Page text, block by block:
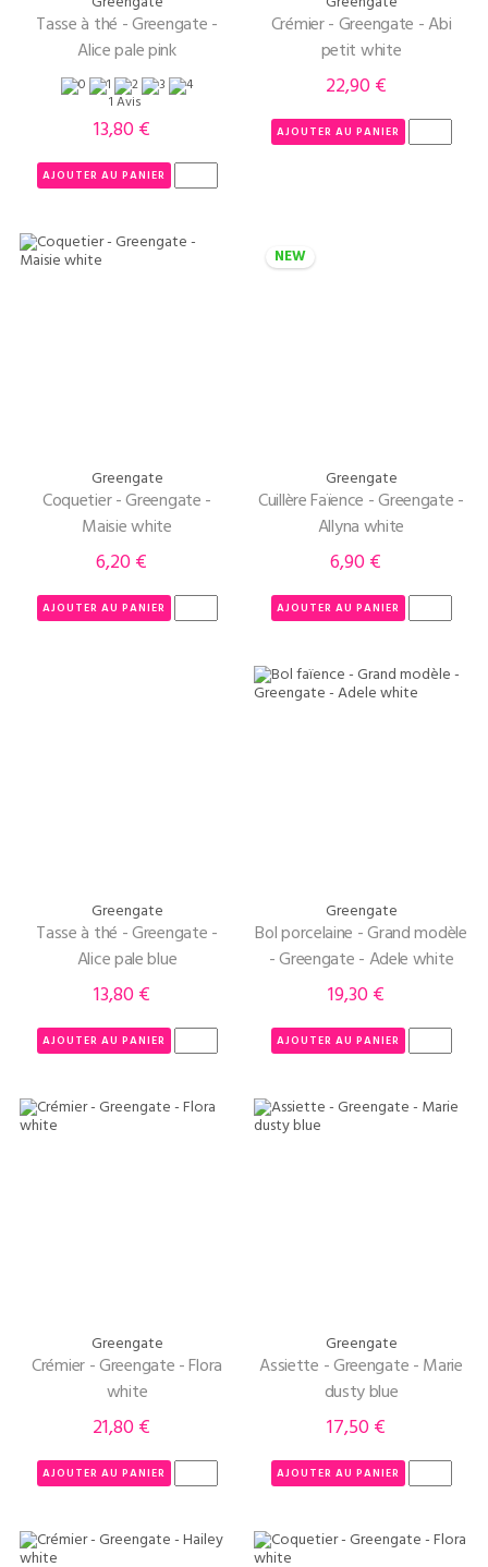
Tasse à thé - Greengate -
Alice pale pink
1 Avis
Prix
13,80 €
AJOUTER AU PANIER
Crémier - Greengate - Abi
petit white
Prix
22,90 €
AJOUTER AU PANIER
Greengate
Coquetier - Greengate -
Maisie white
Prix
6,20 €
AJOUTER AU PANIER
NEW
Greengate
Cuillère Faïence - Greengate -
Allyna white
Prix
6,90 €
AJOUTER AU PANIER
Greengate
Tasse à thé - Greengate -
Alice pale blue
Prix
13,80 €
AJOUTER AU PANIER
Greengate
Bol porcelaine - Grand modèle
- Greengate - Adele white
Prix
19,30 €
AJOUTER AU PANIER
Greengate
Crémier - Greengate - Flora
white
Prix
21,80 €
AJOUTER AU PANIER
Greengate
Assiette - Greengate - Marie
dusty blue
Prix
17,50 €
AJOUTER AU PANIER